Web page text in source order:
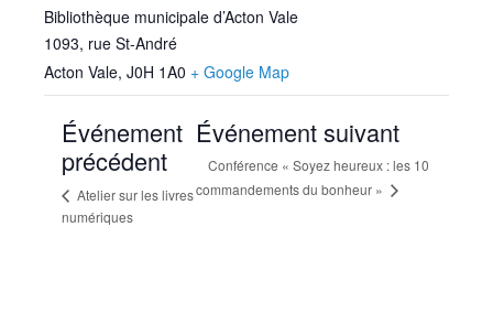
Bibliothèque municipale d’Acton Vale
1093, rue St-André
Acton Vale, J0H 1A0 + Google Map
Événement
précédent
Atelier sur les livres
numériques
Événement suivant
Conférence « Soyez heureux : les 10
commandements du bonheur »